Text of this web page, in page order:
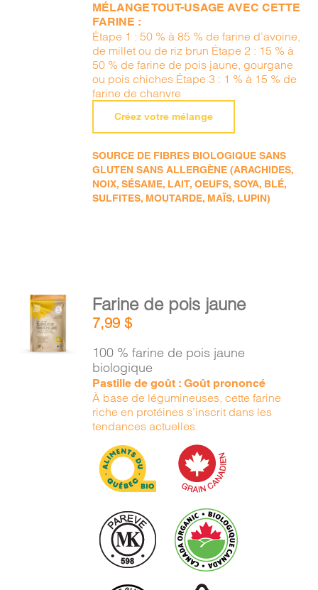
MÉLANGE TOUT-USAGE AVEC CETTE
FARINE :
Étape 1 : 50 % à 85 % de farine d’avoine,
de millet ou de riz brun Étape 2 : 15 % à
50 % de farine de pois jaune, gourgane
ou pois chiches Étape 3 : 1 % à 15 % de
farine de chanvre
Créez votre mélange
SOURCE DE FIBRES BIOLOGIQUE SANS
GLUTEN SANS ALLERGÈNE (ARACHIDES,
NOIX, SÉSAME, LAIT, OEUFS, SOYA, BLÉ,
SULFITES, MOUTARDE, MAÏS, LUPIN)
AJOUTER
AU
PANIER
/
Farine de pois jaune
7,99$
100 % farine de pois jaune
biologique
Pastille de goût : Goût prononcé
À base de légumineuses, cette farine
riche en protéines s’inscrit dans les
tendances actuelles.